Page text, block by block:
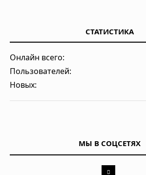
СТАТИСТИКА
Онлайн всего:
Пользователей:
Новых:
МЫ В СОЦСЕТЯХ